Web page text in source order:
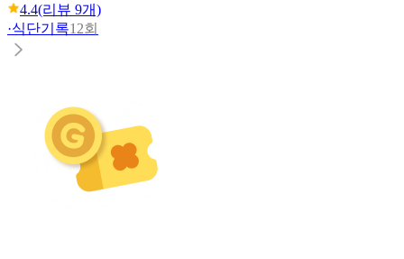
4.4(리뷰 9개)
·식단기록12회